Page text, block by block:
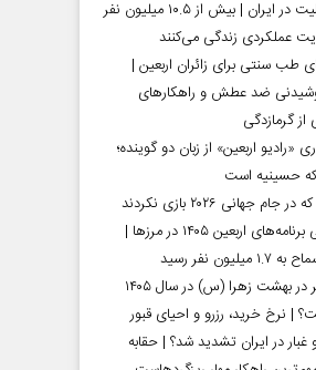
آمار معلولیت در ایران | بیش از ۱۰.۵ میلیون نفر
عملکردی زندگی می‌کنند
طب سنتی برای زائران اربعین |
ضد عطش و راهکارهای
گرمازدگی
«رادیو اربعین» از زبان دو گوینده؛
که حسینیه است
جهانی ۲۰۲۶ بازی نکردند
آغاز رسمی برنامه‌های اربعین ۱۴۰۵ در مرز‌ها |
نفر رسید
قیمت قبر در بهشت زهرا (س) در سال ۱۴۰۵
| نرخ خرید، رزرو و احیای قبور
غبار در ایران تشدید شد؟ | حقابه